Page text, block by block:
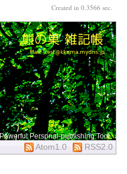
Powerful Perspnal-publishing Tool
RSS2.0
Atom1.0
Created in 0.3566 sec.